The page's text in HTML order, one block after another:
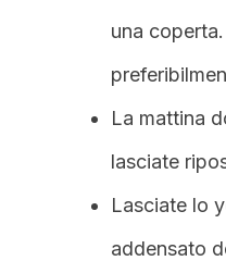
una
La mattina
lasciate
Lasciate lo
addensato